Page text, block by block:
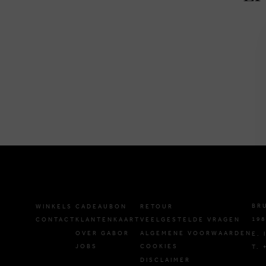
WINKELS
CONTACT
CADEAUBON
KLANTENKAART
OVER GABOR
JOBS
RETOUR
VEELGESTELDE VRAGEN
ALGEMENE VOORWAARDEN
COOKIES
DISCLAIMER
E.
T.